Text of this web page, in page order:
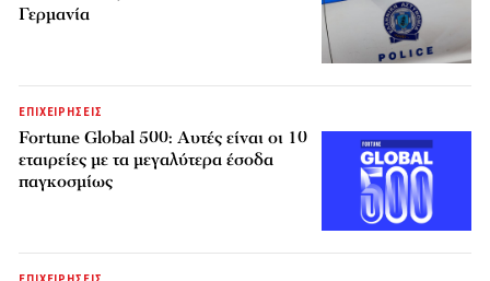
Γερμανία
ΕΠΙΧΕΙΡΗΣΕΙΣ
Fortune Global 500: Αυτές είναι οι 10
εταιρείες με τα μεγαλύτερα έσοδα
παγκοσμίως